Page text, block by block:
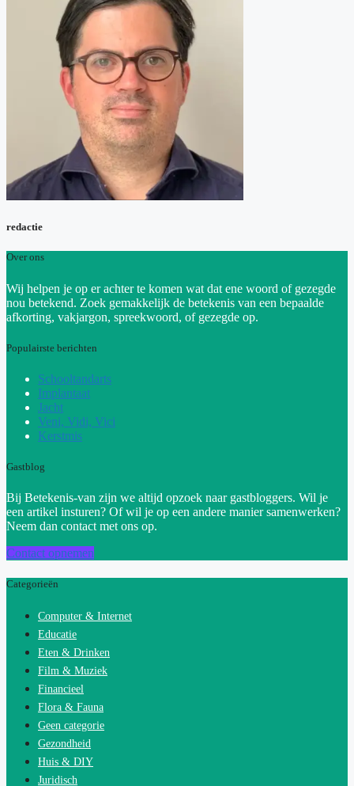
redactie
Over ons
Wij helpen je op er achter te komen wat dat ene woord of gezegde
nou betekend. Zoek gemakkelijk de betekenis van een bepaalde
afkorting, vakjargon, spreekwoord, of gezegde op.
Populairste berichten
Schooltandarts
Implantaat
Jacht
Veni, Vidi, Vici
Kerstmis
Gastblog
Bij Betekenis-van zijn we altijd opzoek naar gastbloggers. Wil je
een artikel insturen? Of wil je op een andere manier samenwerken?
Neem dan contact met ons op.
Contact opnemen
Categorieën
Computer & Internet
Educatie
Eten & Drinken
Film & Muziek
Financieel
Flora & Fauna
Geen categorie
Gezondheid
Huis & DIY
Juridisch